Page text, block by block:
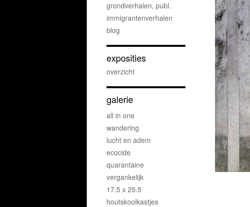
grondverhalen, publ.
immigrantenverhalen
blog
exposities
overzicht
galerie
all in one
wandering
lucht en adem
ecocide
quarantaine
vergankelijk
17.5 x 25.5
houtskoolkastjes